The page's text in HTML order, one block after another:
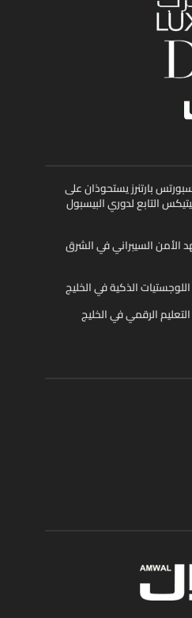
بارتنرز يستحوذان على
التابع لدوري البيسبول
الأمن السيبراني في الشرق
الرقمي في الخليج